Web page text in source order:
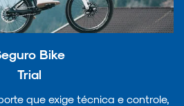
Bike
Trial
que exige técnica e controle,